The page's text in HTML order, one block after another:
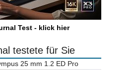
Test - klick hier
testete für Sie
25 mm 1.2 ED Pro